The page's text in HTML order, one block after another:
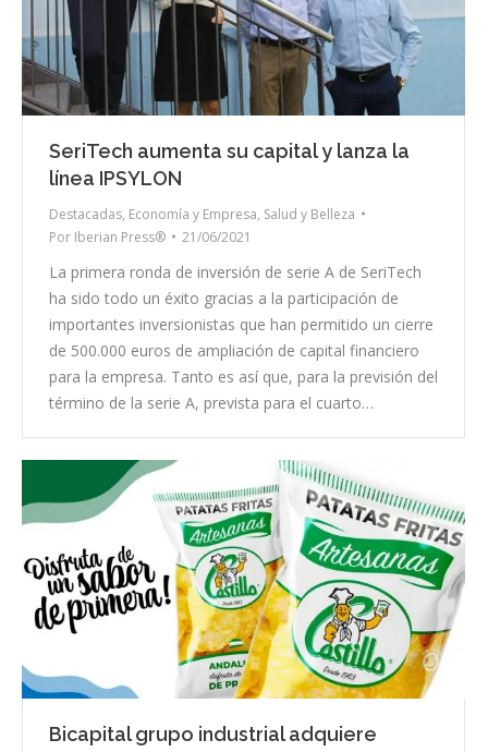
SeriTech aumenta su capital y lanza la
línea IPSYLON
Destacadas, Economía y Empresa, Salud y Belleza
Por Iberian Press® 21/06/2021
La primera ronda de inversión de serie A de SeriTech
ha sido todo un éxito gracias a la participación de
importantes inversionistas que han permitido un cierre
de 500.000 euros de ampliación de capital financiero
para la empresa. Tanto es así que, para la previsión del
término de la serie A, prevista para el cuarto…
Bicapital grupo industrial adquiere